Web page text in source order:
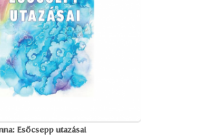
Esőcsepp utazásai